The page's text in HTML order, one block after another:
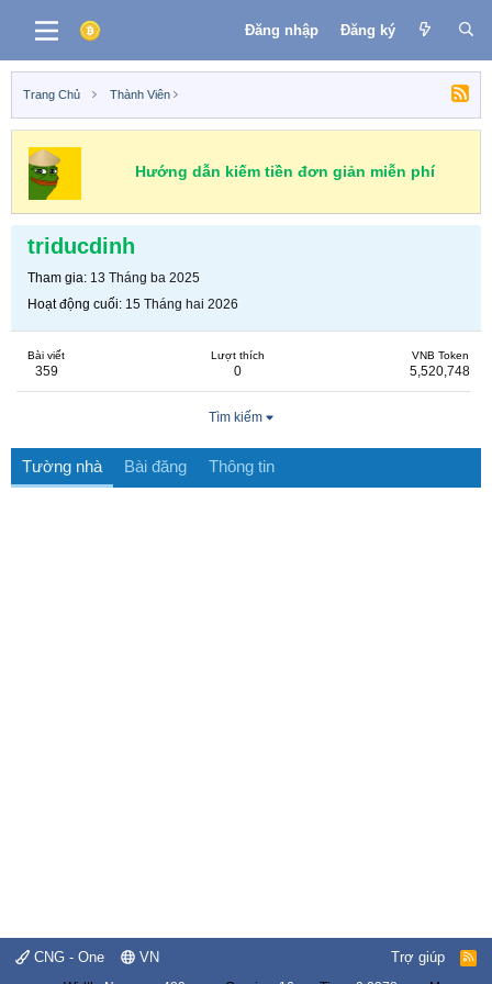
Đăng nhập Đăng ký
Trang Chủ Thành Viên
Hướng dẫn kiếm tiền đơn giản miễn phí
triducdinh
Tham gia 13 Tháng ba 2025
Hoạt động cuối 15 Tháng hai 2026
Bài viết
359
Lượt thích
0
VNB Token
5,520,748
Tìm kiếm
Tường nhà Bài đăng Thông tin
CNG - One VN Trợ giúp
R